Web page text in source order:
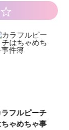
☆
浜高校水族館